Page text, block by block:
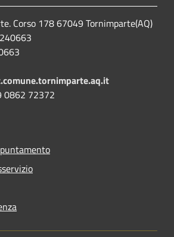
Corso 178 67049 Tornimparte(AQ)
0862 72372